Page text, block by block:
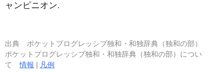
ャンピニオン.
出典 ポケットプログレッシブ独和・和独辞典（独和の部）
ポケットプログレッシブ独和・和独辞典（独和の部）につい
て情報 | 凡例